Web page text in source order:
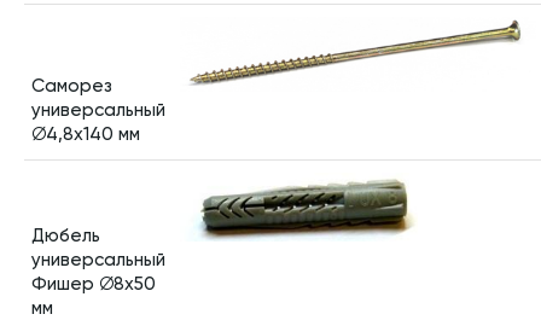
Саморез
универсальный
∅4,8х140 мм
Дюбель
универсальный
Фишер ∅8х50
мм